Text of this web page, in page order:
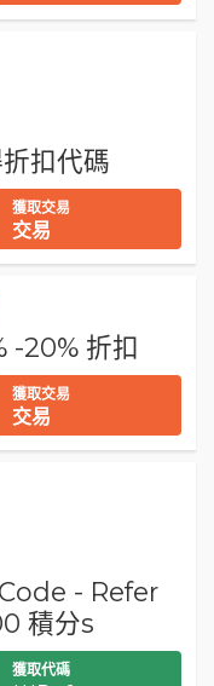
扣代碼
獲取交易
交易
-20% 折扣
獲取交易
交易
- Refer
積分s
獲取代碼